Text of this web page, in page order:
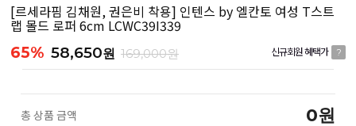
[르세라핌 김채원, 권은비 착용] 인텐스 by 엘칸토 여성 T스트
랩 몰드 로퍼 6cm LCWC39I339
65% 58,650원 169,000원 신규회원 혜택가 ?
총 상품 금액 0원